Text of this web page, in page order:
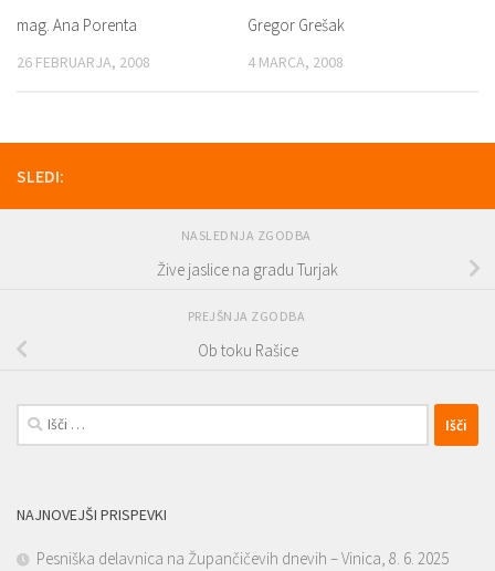
mag. Ana Porenta
26 FEBRUARJA, 2008
Gregor Grešak
4 MARCA, 2008
SLEDI:
NASLEDNJA ZGODBA
Žive jaslice na gradu Turjak
PREJŠNJA ZGODBA
Ob toku Rašice
Išči:
NAJNOVEJŠI PRISPEVKI
Pesniška delavnica na Župančičevih dnevih – Vinica, 8. 6. 2025